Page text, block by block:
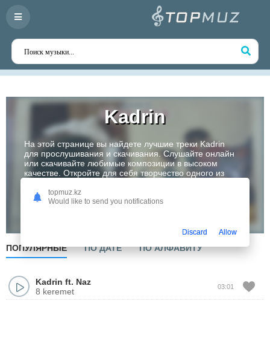
Kadrin
На этой странице вы найдете лучшие треки Kadrin
для прослушивания и скачивания. Слушайте онлайн
или скачивайте любимые композиции в высоком
качестве. Откройте для себя творчество одного из
Слушать
ПОПУЛЯРНЫЕ ПО ДАТЕ ПО АЛФАВИТУ
Kadrin ft. Naz
8 keremet
03:01
topmuz.kz
Would like to send you notifications
Discard Allow